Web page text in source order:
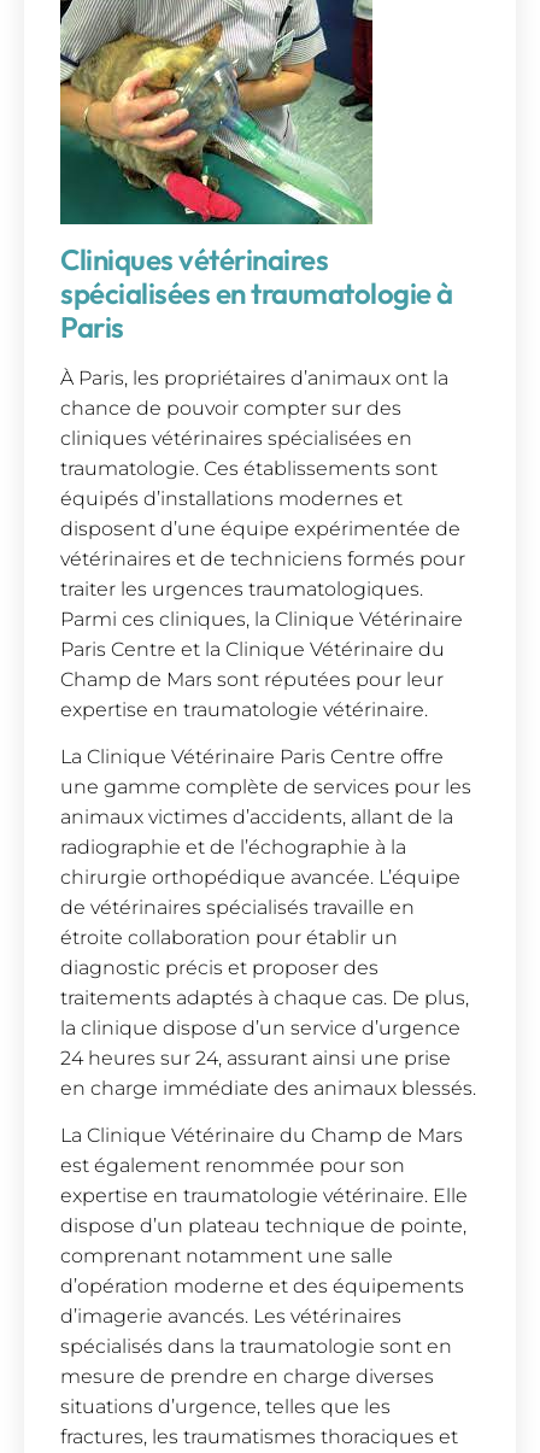
Cliniques vétérinaires
spécialisées en traumatologie à
Paris
À Paris, les propriétaires d’animaux ont la
chance de pouvoir compter sur des
cliniques vétérinaires spécialisées en
traumatologie. Ces établissements sont
équipés d’installations modernes et
disposent d’une équipe expérimentée de
vétérinaires et de techniciens formés pour
traiter les urgences traumatologiques.
Parmi ces cliniques, la Clinique Vétérinaire
Paris Centre et la Clinique Vétérinaire du
Champ de Mars sont réputées pour leur
expertise en traumatologie vétérinaire.
La Clinique Vétérinaire Paris Centre offre
une gamme complète de services pour les
animaux victimes d’accidents, allant de la
radiographie et de l’échographie à la
chirurgie orthopédique avancée. L’équipe
de vétérinaires spécialisés travaille en
étroite collaboration pour établir un
diagnostic précis et proposer des
traitements adaptés à chaque cas. De plus,
la clinique dispose d’un service d’urgence
24 heures sur 24, assurant ainsi une prise
en charge immédiate des animaux blessés.
La Clinique Vétérinaire du Champ de Mars
est également renommée pour son
expertise en traumatologie vétérinaire. Elle
dispose d’un plateau technique de pointe,
comprenant notamment une salle
d’opération moderne et des équipements
d’imagerie avancés. Les vétérinaires
spécialisés dans la traumatologie sont en
mesure de prendre en charge diverses
situations d’urgence, telles que les
fractures, les traumatismes thoraciques et